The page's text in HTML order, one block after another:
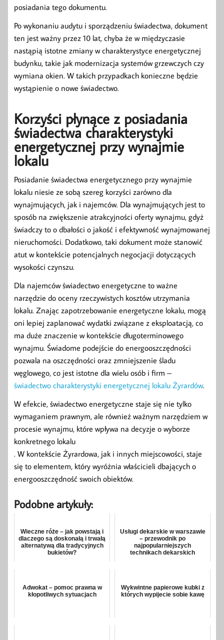
posiadania tego dokumentu.
Po wykonaniu audytu i sporządzeniu świadectwa, dokument
ten jest ważny przez 10 lat, chyba że w międzyczasie
nastąpią istotne zmiany w charakterystyce energetycznej
budynku, takie jak modernizacja systemów grzewczych czy
wymiana okien. W takich przypadkach konieczne będzie
wystąpienie o nowe świadectwo.
Korzyści płynące z posiadania
świadectwa charakterystyki
energetycznej przy wynajmie
lokalu
Posiadanie świadectwa energetycznego przy wynajmie
lokalu niesie ze sobą szereg korzyści zarówno dla
wynajmujących, jak i najemców. Dla wynajmujących jest to
sposób na zwiększenie atrakcyjności oferty wynajmu, gdyż
świadczy to o dbałości o jakość i efektywność wynajmowanej
nieruchomości. Dodatkowo, taki dokument może stanowić
atut w kontekście potencjalnych negocjacji dotyczących
wysokości czynszu.
Dla najemców świadectwo energetyczne to ważne
narzędzie do oceny rzeczywistych kosztów utrzymania
lokalu. Znając zapotrzebowanie energetyczne lokalu, mogą
oni lepiej zaplanować wydatki związane z eksploatacją, co
ma duże znaczenie w kontekście długoterminowego
wynajmu. Świadome podejście do energooszczędności
pozwala na oszczędności oraz zmniejszenie śladu
węglowego, co jest istotne dla wielu osób i firm –
świadectwo charakterystyki energetycznej lokalu Żyrardów.
W efekcie, świadectwo energetyczne staje się nie tylko
wymaganiem prawnym, ale również ważnym narzędziem w
procesie wynajmu, które wpływa na decyzje o wyborze
konkretnego lokalu
. W kontekście Żyrardowa, jak i innych miejscowości, staje
się to elementem, który wyróżnia właścicieli dbających o
energooszczędność swoich obiektów.
Podobne artykuły:
Wieczne róże – jak powstają i
dlaczego są doskonałą i trwałą
alternatywą dla tradycyjnych
bukietów?
Usługi dekarskie w warszawie
– przewodnik po
najpopularniejszych
technikach dekarskich
Adwokat – pomoc prawna w
kłopotliwych sytuacjach
Wykwintne papierowe kubki z
których wypijecie sobie kawę